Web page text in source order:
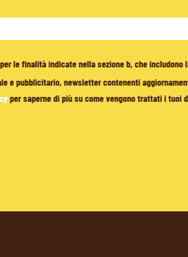
le finalità indicate nella sezione b, che
e pubblicitario, newsletter contenenti
per saperne di più su come vengono trattati i tuoi